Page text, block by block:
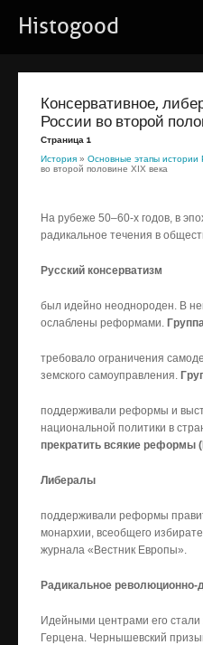
Histogood
Консервативное,
России во второй
Страница 1
История » Основные этапы истории
во второй половине XIX века
На рубеже 50–60-х годов, в
радикальное течения в
Русский консерватизм
был идейно неоднороден. В
ослаблены реформами.
требовало ограничения
земского самоуправления.
поддерживали реформы и
национальной политики в
прекратить всякие реформы
Либералы
поддерживали реформы
монархии, всеобщего
журнала «Вестник Европы».
Радикальное революционно-
Идейными центрами его
Герцена. Чернышевский